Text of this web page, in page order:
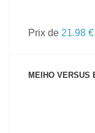
Prix de 21.98 €
MEIHO VERSUS